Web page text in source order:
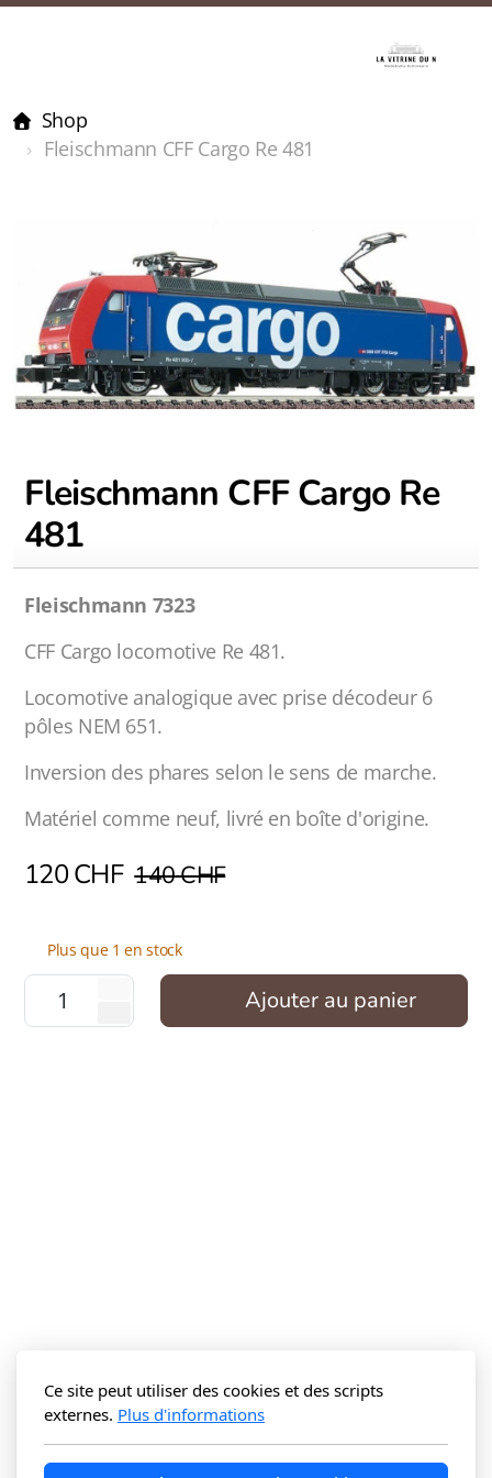
Shop
Fleischmann CFF Cargo Re 481
Fleischmann CFF Cargo Re
481
Fleischmann 7323
CFF Cargo locomotive Re 481.
Locomotive analogique avec prise décodeur 6
pôles NEM 651.
Inversion des phares selon le sens de marche.
Matériel comme neuf, livré en boîte d'origine.
120CHF 140CHF
Plus que 1 en stock
Ajouter au panier
Ce site peut utiliser des cookies et des scripts
externes. Plus d'informations